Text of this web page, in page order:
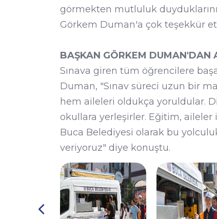
görmekten mutluluk
Görkem Duman'a çok teşekkür
BAŞKAN GÖRKEM DUMAN'DAN
Sınava giren tüm öğrencilere
Duman, "Sınav süreci uzun bir
hem aileleri oldukça yoruldular.
okullara yerleşirler. Eğitim,
Buca Belediyesi olarak bu
veriyoruz" diye konuştu.